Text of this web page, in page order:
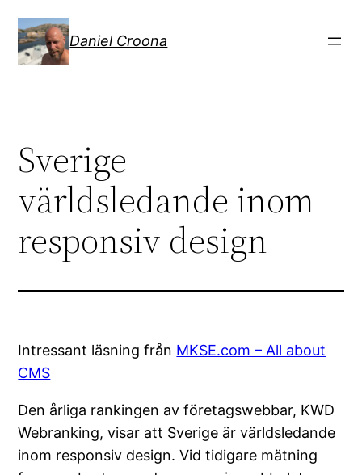
innehåll
Daniel Croona
Sverige
världsledande inom
responsiv design
Intressant läsning från MKSE.com – All about
CMS
Den årliga rankingen av företagswebbar, KWD
Webranking, visar att Sverige är världsledande
inom responsiv design. Vid tidigare mätning